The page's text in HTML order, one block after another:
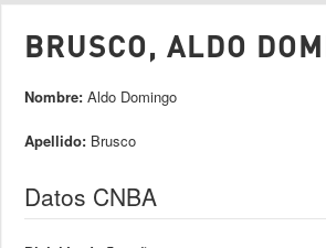
BRUSCO, ALDO
Nombre: Aldo Domingo
Apellido: Brusco
Datos CNBA